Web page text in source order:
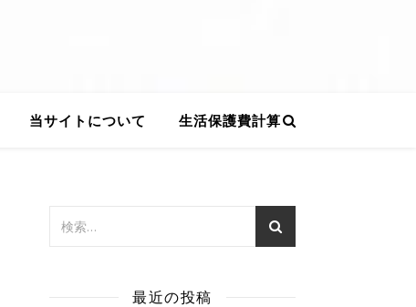
当サイトについて 生活保護費計算
最近の投稿